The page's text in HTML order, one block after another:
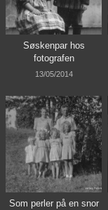
Søskenpar hos
fotografen
13/05/2014
Som perler på en snor